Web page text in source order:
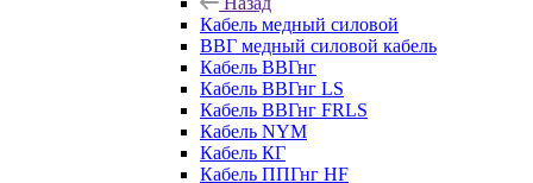
Кабель медный силовой
ВВГ медный силовой кабель
Кабель ВВГнг
Кабель ВВГнг LS
Кабель ВВГнг FRLS
Кабель NYM
Кабель КГ
Кабель ППГнг HF